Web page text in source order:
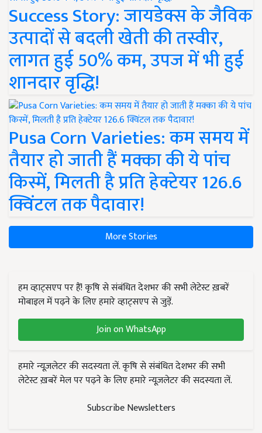
Success Story: जायडेक्स के जैविक
उत्पादों से बदली खेती की तस्वीर,
लागत हुई 50% कम, उपज में भी हुई
शानदार वृद्धि!
Pusa Corn Varieties: कम समय में
तैयार हो जाती हैं मक्का की ये पांच
किस्में, मिलती है प्रति हेक्टेयर 126.6
क्विंटल तक पैदावार!
More Stories
हम व्हाट्सएप पर हैं! कृषि से संबंधित देशभर की सभी लेटेस्ट ख़बरें
मोबाइल में पढ़ने के लिए हमारे व्हाट्सएप से जुड़ें.
Join on WhatsApp
हमारे न्यूज़लेटर की सदस्यता लें. कृषि से संबंधित देशभर की सभी
लेटेस्ट ख़बरें मेल पर पढ़ने के लिए हमारे न्यूज़लेटर की सदस्यता लें.
Subscribe Newsletters